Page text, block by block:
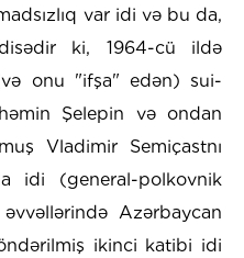
var idi və bu da,
ki, 1964-cü ildə
onu "ifşa" edən) sui-
Şelepin və ondan
Vladimir Semiçastnı
idi (general-polkovnik
əvvəllərində Azərbaycan
ikinci katibi idi